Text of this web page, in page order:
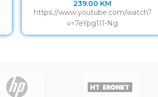
239.00 KM
https://www.youtube.com/watch?
v=7eYpg1I1-Ng